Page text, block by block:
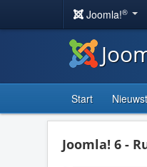
Joomla!®
Start
Joomla! 6 -